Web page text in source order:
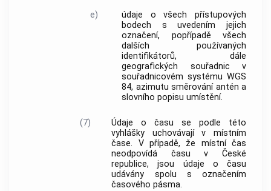
e)
údaje o všech přístupových
bodech s uvedením jejich
označení, popřípadě všech
dalších používaných
identifikátorů, dále
geografických souřadnic v
souřadnicovém systému WGS
84, azimutu směrování antén a
slovního popisu umístění.
(7)
Údaje o času se podle této
vyhlášky uchovávají v místním
čase. V případě, že místní čas
neodpovídá času v České
republice, jsou údaje o času
udávány spolu s označením
časového pásma.